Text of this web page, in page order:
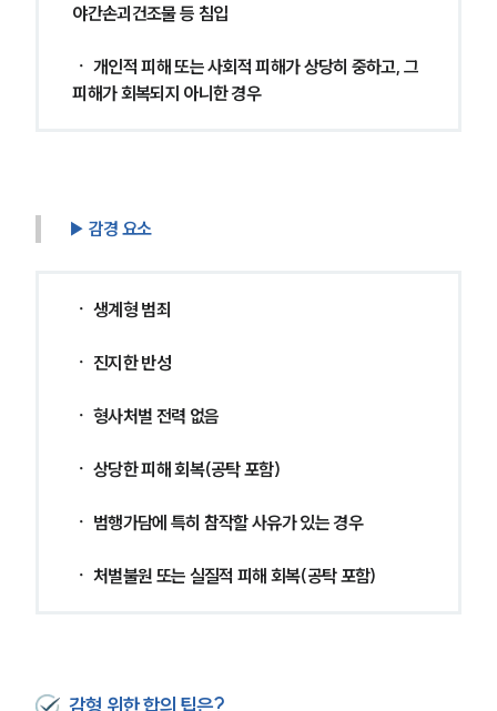
그룹소개
그룹소개
오시는 길
글로벌 파트너 로펌
야간손괴건조물 등 침입
ㆍ 개인적 피해 또는 사회적 피해가 상당히 중하고, 그
피해가 회복되지 아니한 경우
▶ 감경 요소
ㆍ 생계형 범죄
ㆍ 진지한 반성
ㆍ 형사처벌 전력 없음
ㆍ 상당한 피해 회복(공탁 포함)
ㆍ 범행가담에 특히 참작할 사유가 있는 경우
ㆍ 처벌불원 또는 실질적 피해 회복(공탁 포함)